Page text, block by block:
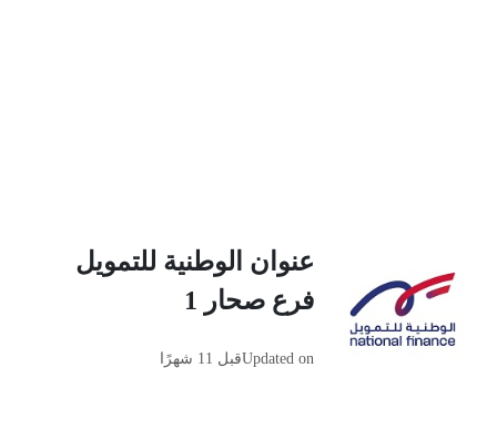
عنوان الوطنية للتمويل
فرع صحار 1
Updated onقبل 11 شهرًا